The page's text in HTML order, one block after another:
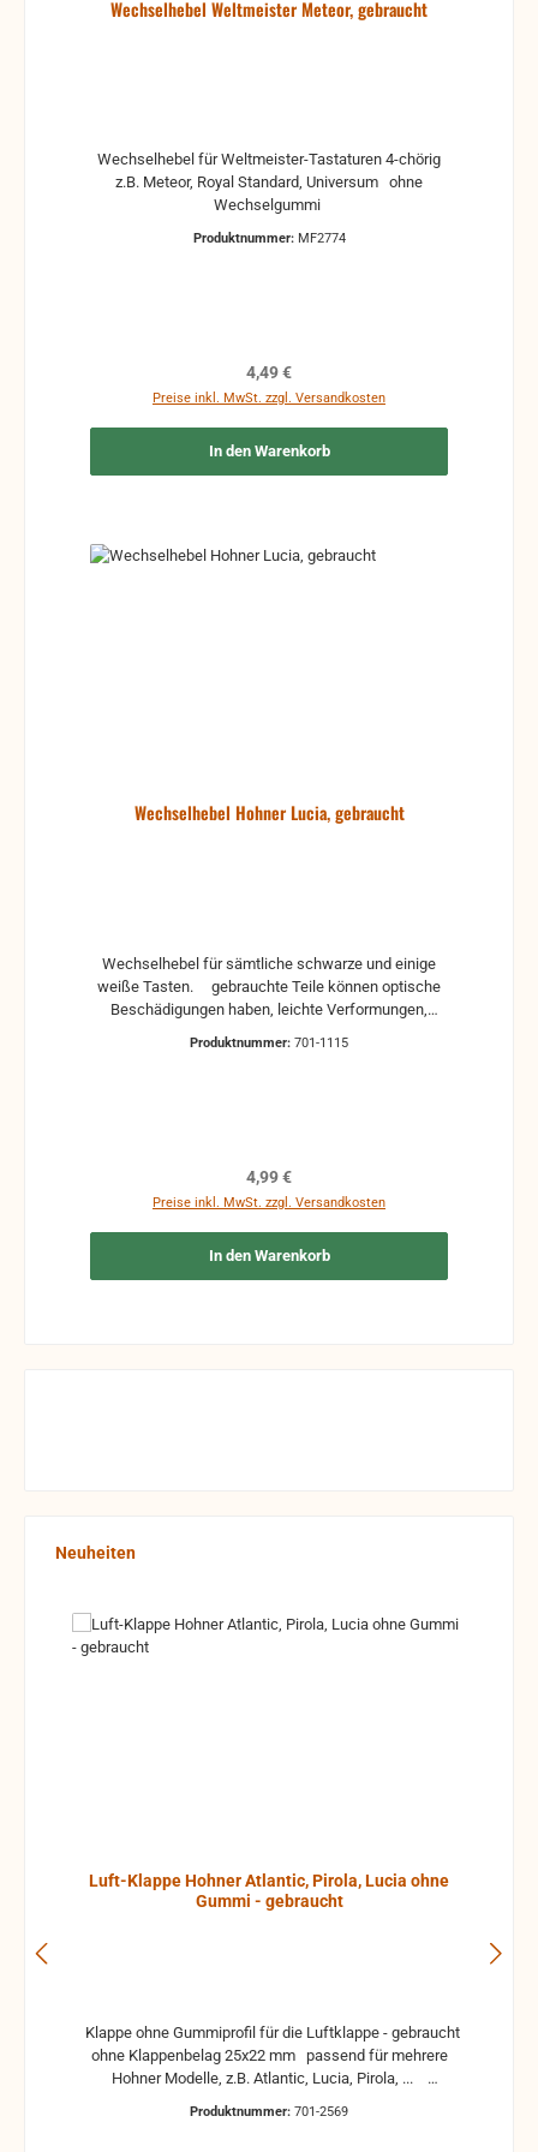
Wechselhebel Weltmeister Meteor, gebraucht
Wechselhebel für Weltmeister-Tastaturen 4-chörig
z.B. Meteor, Royal Standard, Universum ohne
Wechselgummi
Produktnummer: MF2774
Regulärer Preis:
4,49 €
Preise inkl. MwSt. zzgl. Versandkosten
In den Warenkorb
Wechselhebel Hohner Lucia, gebraucht
Wechselhebel für sämtliche schwarze und einige
weiße Tasten. gebrauchte Teile können optische
Beschädigungen haben, leichte Verformungen,
Produktnummer: 701-1115
Regulärer Preis:
4,99 €
Preise inkl. MwSt. zzgl. Versandkosten
In den Warenkorb
Produktgalerie überspringen
Neuheiten
Luft-Klappe Hohner Atlantic, Pirola, Lucia ohne
Gummi - gebraucht
ohne Klappenbelag 25x22 mm passend für mehrere
Hohner Modelle, z.B. Atlantic, Lucia, Pirola, ...
Produktnummer: 701-2569